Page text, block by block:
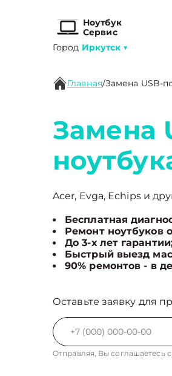
Ноутбук
Сервис
Город Иркутск ▼
Главная/Замена USB-
Замена
Acer, Evga, Echips и
Бесплатная
Ремонт ноутбуков
До 3-х лет
Быстрый выезд
90% ремонтов - в
Оставьте заявку для
Отправляя, Вы соглашаетесь с